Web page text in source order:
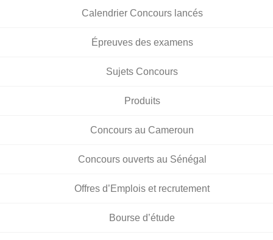
Calendrier Concours lancés
Épreuves des examens
Sujets Concours
Produits
Concours au Cameroun
Concours ouverts au Sénégal
Offres d’Emplois et recrutement
Bourse d’étude